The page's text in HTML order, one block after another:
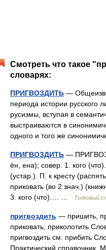
Смотреть что такое
словарях:
ПРИГВОЗДИТЬ —
периода истории русского
русизмы, вступая в
выстраиваются в
одного и того же
ПРИГВОЗДИТЬ —
ён, ена); совер. 1. кого
(устар.). П. к кресту
приковать (во 2 знач.)
3. кого (что).… …
Толковый
пригвоздить — пришить,
приковать, приколотить
пригвоздить см. прибить
Практический справочник.